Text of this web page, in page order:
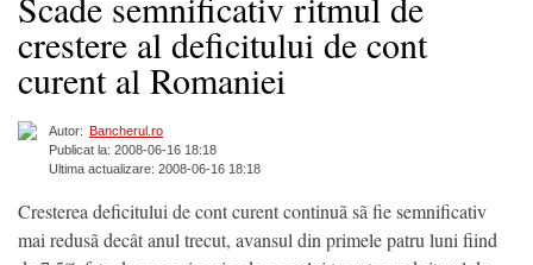
crestere al deficitului de cont
curent al Romaniei
Autor: Bancherul.ro
Publicat la: 2008-06-16 18:18
Ultima actualizare: 2008-06-16 18:18
Cresterea deficitului de cont curent continuã sã fie semnificativ
mai redusã decât anul trecut, avansul din primele patru luni fiind